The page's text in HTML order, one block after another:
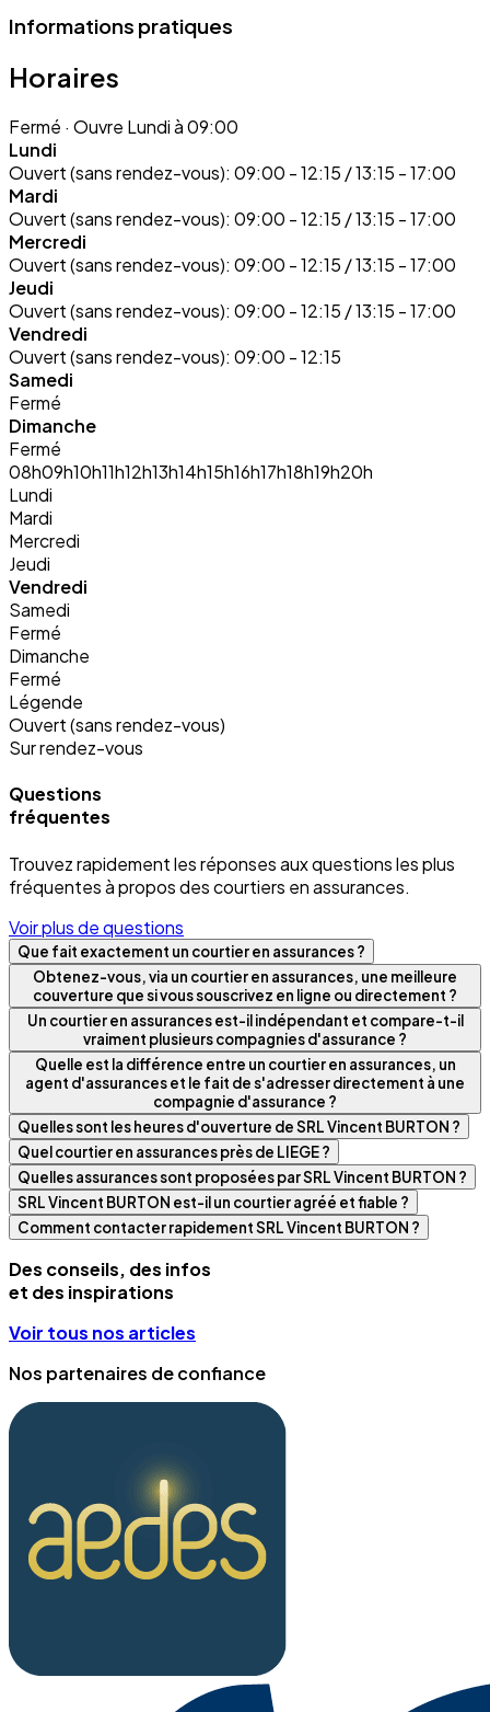
Informations pratiques
Horaires
Fermé · Ouvre Lundi à 09:00
Lundi
Ouvert (sans rendez-vous): 09:00 - 12:15 / 13:15 - 17:00
Mardi
Ouvert (sans rendez-vous): 09:00 - 12:15 / 13:15 - 17:00
Mercredi
Ouvert (sans rendez-vous): 09:00 - 12:15 / 13:15 - 17:00
Jeudi
Ouvert (sans rendez-vous): 09:00 - 12:15 / 13:15 - 17:00
Vendredi
Ouvert (sans rendez-vous): 09:00 - 12:15
Samedi
Fermé
Dimanche
Fermé
08h09h10h11h12h13h14h15h16h17h18h19h20h
Lundi
Mardi
Mercredi
Jeudi
Vendredi
Samedi
Fermé
Dimanche
Fermé
Légende
Ouvert (sans rendez-vous)
Sur rendez-vous
Questions
fréquentes
Trouvez rapidement les réponses aux questions les plus
fréquentes à propos des courtiers en assurances.
Voir plus de questions
Que fait exactement un courtier en assurances ?
Obtenez-vous, via un courtier en assurances, une meilleure
couverture que si vous souscrivez en ligne ou directement ?
Un courtier en assurances est-il indépendant et compare-t-il
vraiment plusieurs compagnies d'assurance ?
Quelle est la différence entre un courtier en assurances, un
agent d'assurances et le fait de s'adresser directement à une
compagnie d'assurance ?
Quelles sont les heures d'ouverture de SRL Vincent BURTON ?
Quel courtier en assurances près de LIEGE ?
Quelles assurances sont proposées par SRL Vincent BURTON ?
SRL Vincent BURTON est-il un courtier agréé et fiable ?
Comment contacter rapidement SRL Vincent BURTON ?
Des conseils, des infos
et des inspirations
Voir tous nos articles
Nos partenaires de confiance